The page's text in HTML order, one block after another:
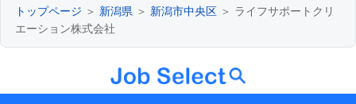
トップページ ＞ 新潟県 ＞ 新潟市中央区 ＞ ライフサポートクリ
エーション株式会社